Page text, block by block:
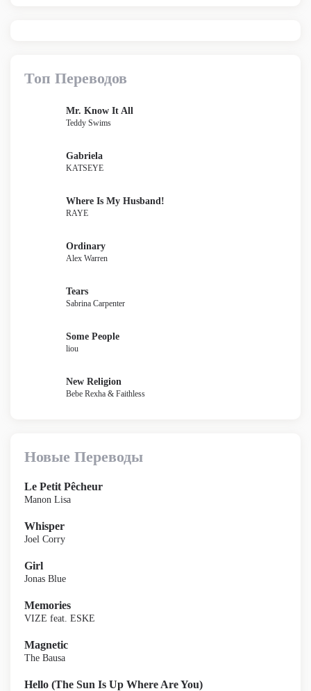
Топ Переводов
Mr. Know It All
Teddy Swims
Gabriela
KATSEYE
Where Is My Husband!
RAYE
Ordinary
Alex Warren
Tears
Sabrina Carpenter
Some People
liou
New Religion
Bebe Rexha & Faithless
Новые Переводы
Le Petit Pêcheur
Manon Lisa
Whisper
Joel Corry
Girl
Jonas Blue
Memories
VIZE feat. ESKE
Magnetic
The Bausa
Hello (The Sun Is Up Where Are You)